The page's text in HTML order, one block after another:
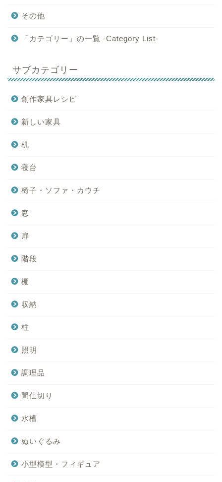
その他
「カテゴリー」の一覧 -Category List-
サブカテゴリー
創作家具レシピ
新しい家具
机
寝台
椅子・ソファ・カウチ
窓
扉
階段
棚
収納
柱
照明
調理品
間仕切り
水槽
ぬいぐるみ
小型模型・フィギュア